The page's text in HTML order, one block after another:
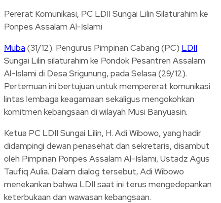
Pererat Komunikasi, PC LDII Sungai Lilin Silaturahim ke
Ponpes Assalam Al-Islami
Muba(31/12). Pengurus Pimpinan Cabang (PC) LDII
Sungai Lilin silaturahim ke Pondok Pesantren Assalam
Al-Islami di Desa Srigunung, pada Selasa (29/12).
Pertemuan ini bertujuan untuk mempererat komunikasi
lintas lembaga keagamaan sekaligus mengokohkan
komitmen kebangsaan di wilayah Musi Banyuasin.
Ketua PC LDII Sungai Lilin, H. Adi Wibowo, yang hadir
didampingi dewan penasehat dan sekretaris, disambut
oleh Pimpinan Ponpes Assalam Al-Islami, Ustadz Agus
Taufiq Aulia. Dalam dialog tersebut, Adi Wibowo
menekankan bahwa LDII saat ini terus mengedepankan
keterbukaan dan wawasan kebangsaan.